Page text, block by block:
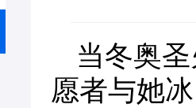
当冬奥
愿者与她